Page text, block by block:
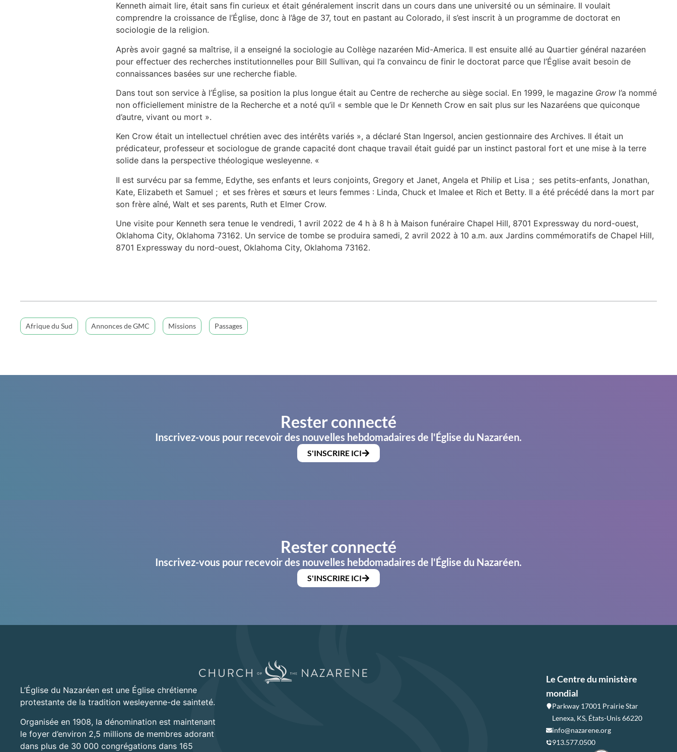
Kenneth aimait lire, était sans fin curieux et était généralement inscrit dans un cours dans une université ou un séminaire. Il voulait
comprendre la croissance de l’Église, donc à l’âge de 37, tout en pastant au Colorado, il s’est inscrit à un programme de doctorat en
sociologie de la religion.
Après avoir gagné sa maîtrise, il a enseigné la sociologie au Collège nazaréen Mid-America. Il est ensuite allé au Quartier général nazaréen
pour effectuer des recherches institutionnelles pour Bill Sullivan, qui l’a convaincu de finir le doctorat parce que l’Église avait besoin de
connaissances basées sur une recherche fiable.
Dans tout son service à l’Église, sa position la plus longue était au Centre de recherche au siège social. En 1999, le magazine Growl’a nommé
non officiellement ministre de la Recherche et a noté qu’il « semble que le Dr Kenneth Crow en sait plus sur les Nazaréens que quiconque
d’autre, vivant ou mort ».
Ken Crow était un intellectuel chrétien avec des intérêts variés », a déclaré Stan Ingersol, ancien gestionnaire des Archives. Il était un
prédicateur, professeur et sociologue de grande capacité dont chaque travail était guidé par un instinct pastoral fort et une mise à la terre
solide dans la perspective théologique wesleyenne. «
Il est survécu par sa femme, Edythe, ses enfants et leurs conjoints, Gregory et Janet, Angela et Philip et Lisa ; ses petits-enfants, Jonathan,
Kate, Elizabeth et Samuel ; et ses frères et sœurs et leurs femmes : Linda, Chuck et Imalee et Rich et Betty. Il a été précédé dans la mort par
son frère aîné, Walt et ses parents, Ruth et Elmer Crow.
Une visite pour Kenneth sera tenue le vendredi, 1 avril 2022 de 4 h à 8 h à Maison funéraire Chapel Hill, 8701 Expressway du nord-ouest,
Oklahoma City, Oklahoma 73162. Un service de tombe se produira samedi, 2 avril 2022 à 10 a.m. aux Jardins commémoratifs de Chapel Hill,
8701 Expressway du nord-ouest, Oklahoma City, Oklahoma 73162.
Afrique du Sud Annonces de GMC Missions Passages
Rester connecté
Inscrivez-vous pour recevoir des nouvelles hebdomadaires de l'Église du Nazaréen.
S'INSCRIRE ICI
Rester connecté
Inscrivez-vous pour recevoir des nouvelles hebdomadaires de l'Église du Nazaréen.
S'INSCRIRE ICI
L’Église du Nazaréen est une Église chrétienne
protestante de la tradition wesleyenne-de sainteté.
Organisée en 1908, la dénomination est maintenant
le foyer d’environ 2,5 millions de membres adorant
dans plus de 30 000 congrégations dans 165
Le Centre du ministère
mondial
Parkway 17001 Prairie Star
Lenexa, KS, États-Unis 66220
info@nazarene.org
913.577.0500